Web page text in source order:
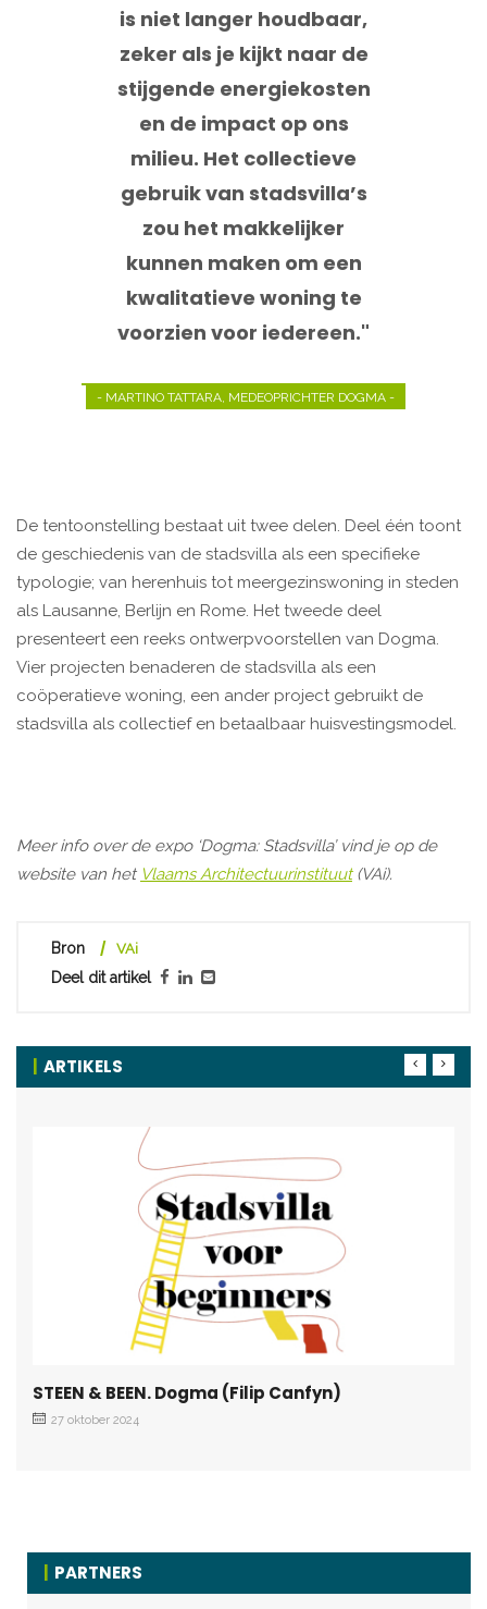
is niet langer houdbaar,
zeker als je kijkt naar de
stijgende energiekosten
en de impact op ons
milieu. Het collectieve
gebruik van stadsvilla’s
zou het makkelijker
kunnen maken om een
kwalitatieve woning te
voorzien voor iedereen."
- MARTINO TATTARA, MEDEOPRICHTER DOGMA -
De tentoonstelling bestaat uit twee delen. Deel één toont
de geschiedenis van de stadsvilla als een specifieke
typologie; van herenhuis tot meergezinswoning in steden
als Lausanne, Berlijn en Rome. Het tweede deel
presenteert een reeks ontwerpvoorstellen van Dogma.
Vier projecten benaderen de stadsvilla als een
coöperatieve woning, een ander project gebruikt de
stadsvilla als collectief en betaalbaar huisvestingsmodel.
Meer info over de expo ‘Dogma: Stadsvilla’ vind je op de
website van het Vlaams Architectuurinstituut(VAi).
Bron VAi
Deel dit artikel
ARTIKELS
STEEN & BEEN. Dogma (Filip Canfyn)
27 oktober 2024
PARTNERS